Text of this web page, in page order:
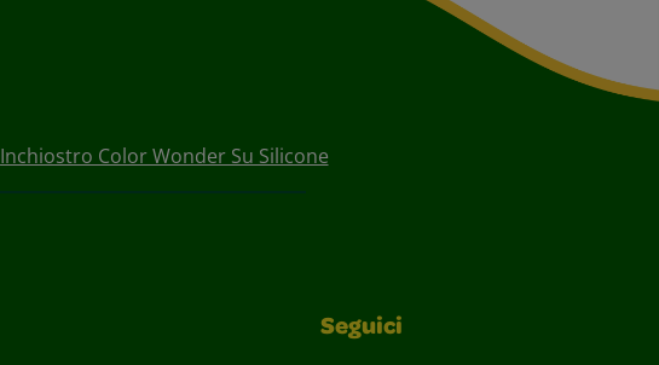
Inchiostro Color Wonder Su Silicone
Seguici